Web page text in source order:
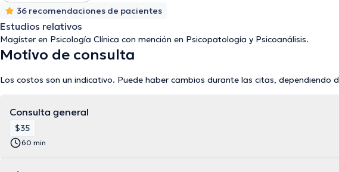
36 recomendaciones de pacientes
Estudios relativos
Magíster en Psicología Clínica con mención en Psicopatología y Psicoanálisis.
Motivo de consulta
Los costos son un indicativo. Puede haber cambios durante las citas, dependiendo
Consulta general
$35
60 min